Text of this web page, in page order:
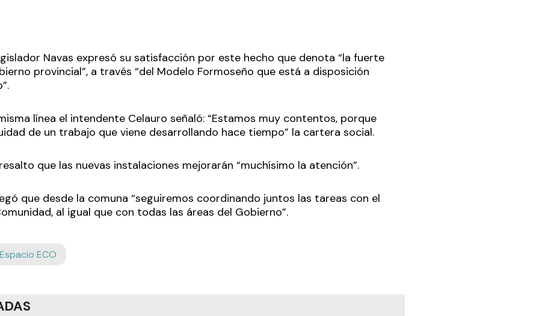
Navas expresó su satisfacción por este hecho que denota “la fuerte
provincial”, a través “del Modelo Formoseño que está a disposición
línea el intendente Celauro señaló: “Estamos muy contentos, porque
de un trabajo que viene desarrollando hace tiempo” la cartera social.
que las nuevas instalaciones mejorarán “muchísimo la atención”.
que desde la comuna “seguiremos coordinando juntos las tareas con el
al igual que con todas las áreas del Gobierno”.
Espacio ECO